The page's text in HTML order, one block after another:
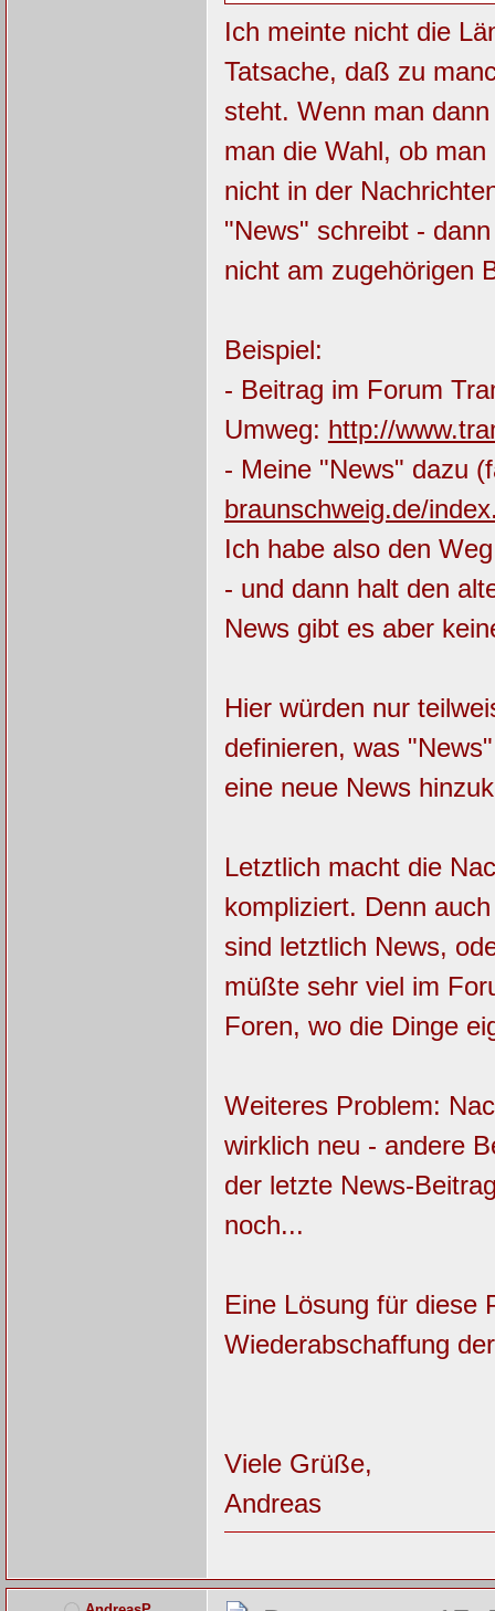
Ich meinte nicht die
Tatsache, daß zu
steht. Wenn man
man die Wahl, ob
nicht in der
"News" schreibt -
nicht am zugehörigen
Beispiel:
- Beitrag im Forum
Umweg: http://
- Meine "News" dazu
braunschweig.de/
Ich habe also den
- und dann halt den
News gibt es aber
Hier würden nur
definieren, was
eine neue News
Letztlich macht die
kompliziert. Denn
sind letztlich News,
müßte sehr viel im
Foren, wo die Dinge
Weiteres Problem:
wirklich neu - andere
der letzte News-
noch...
Eine Lösung für diese
Wiederabschaffung
Viele Grüße,
Andreas